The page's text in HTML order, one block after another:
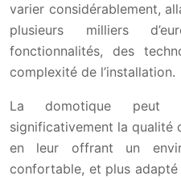
varier considérablement,
plusieurs milliers
fonctionnalités, des
complexité de l’installation.
La domotique peut
significativement la qualité
en leur offrant un
confortable, et plus